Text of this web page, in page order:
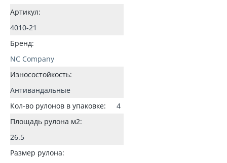
Артикул:
4010-21
Бренд:
NC Company
Износостойкость:
Антивандальные
Кол-во рулонов в упаковке:
4
Площадь рулона м2:
26.5
Размер рулона: